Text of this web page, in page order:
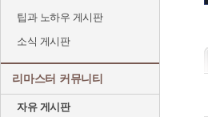
팁과 노하우 게시판
소식 게시판
리마스터 커뮤니티
자유 게시판